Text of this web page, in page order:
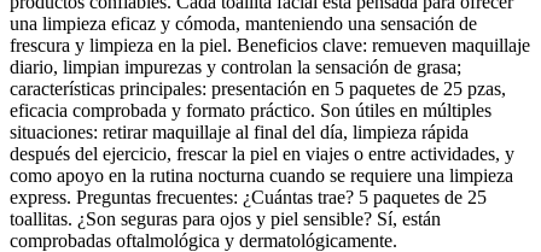
una limpieza eficaz y cómoda, manteniendo una sensación de
frescura y limpieza en la piel. Beneficios clave: remueven maquillaje
diario, limpian impurezas y controlan la sensación de grasa;
características principales: presentación en 5 paquetes de 25 pzas,
eficacia comprobada y formato práctico. Son útiles en múltiples
situaciones: retirar maquillaje al final del día, limpieza rápida
después del ejercicio, frescar la piel en viajes o entre actividades, y
como apoyo en la rutina nocturna cuando se requiere una limpieza
express. Preguntas frecuentes: ¿Cuántas trae? 5 paquetes de 25
toallitas. ¿Son seguras para ojos y piel sensible? Sí, están
comprobadas oftalmológica y dermatológicamente.